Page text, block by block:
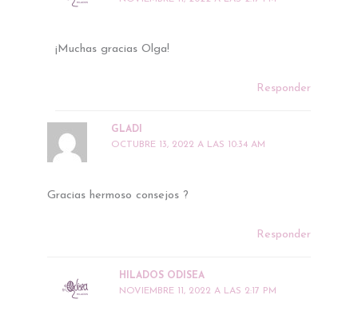
¡Muchas gracias Olga!
Responder
GLADI
OCTUBRE 13, 2022 A LAS 10:34 AM
Gracias hermoso consejos ?
Responder
HILADOS ODISEA
NOVIEMBRE 11, 2022 A LAS 2:17 PM